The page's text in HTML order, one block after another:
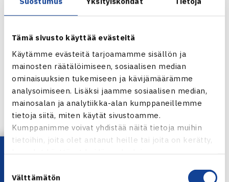
Tämä sivusto käyttää evästeitä
Käytämme evästeitä tarjoamamme sisällön ja
mainosten räätälöimiseen, sosiaalisen median
ominaisuuksien tukemiseen ja kävijämäärämme
analysoimiseen. Lisäksi jaamme sosiaalisen median,
mainosalan ja analytiikka-alan kumppaneillemme
tietoja siitä, miten käytät sivustoamme.
Kumppanimme voivat yhdistää näitä tietoja muihin
tietoihin, joita olet antanut heille tai joita on kerätty,
kun olet käyttänyt heidän palvelujaan.
valinta
Välttämätön
TUTUSTU TENNIKSEN
VASTUULLISUUSOHJELMAAN